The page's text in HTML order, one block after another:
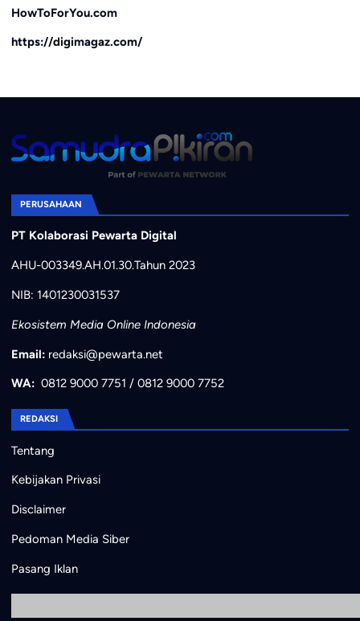
HowToForYou.com
https://digimagaz.com/
PERUSAHAAN
PT Kolaborasi Pewarta Digital
AHU-003349.AH.01.30.Tahun 2023
NIB: 1401230031537
Ekosistem Media Online Indonesia
Email: redaksi@pewarta.net
WA: 0812 9000 7751 / 0812 9000 7752
REDAKSI
Tentang
Kebijakan Privasi
Disclaimer
Pedoman Media Siber
Pasang Iklan